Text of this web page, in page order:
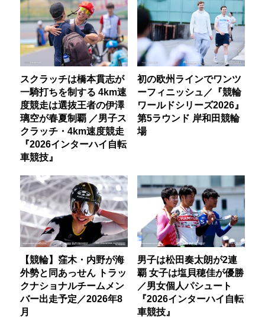
スクラッチは橋本貫志が
一騎打ちを制する 4km速
度競走は選抜王者の伊澤
璃空が春夏制覇 ／男子ス
クラッチ・4km速度競走
『2026インターハイ自転
車競技』
初の欧州ラインでワンツ
ーフィニッシュ／『競輪
ワールドシリーズ2026』
第5ラウンド 岸和田競輪
場
【競輪】窪木・内野が海
外勢と同あっせん トラッ
クナショナルチームメン
バー出走予定／2026年8
月
男子は松田奏太朗が2連
覇 女子は塩貝穂佳が優勝
／男女個人パシュート
『2026インターハイ自転
車競技』